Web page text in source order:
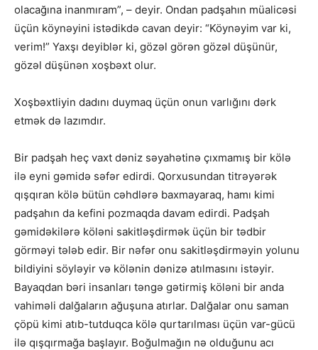
olacağına inanmıram”, – deyir. Ondan padşahın müalicəsi
üçün köynəyini istədikdə cavan deyir: “Köynəyim var ki,
verim!” Yaxşı deyiblər ki, gözəl görən gözəl düşünür,
gözəl düşünən xoşbəxt olur.
Xoşbəxtliyin dadını duymaq üçün onun varlığını dərk
etmək də lazımdır.
Bir padşah heç vaxt dəniz səyahətinə çıxmamış bir kölə
ilə eyni gəmidə səfər edirdi. Qorxusundan titrəyərək
qışqıran kölə bütün cəhdlərə baxmayaraq, hamı kimi
padşahın da kefini pozmaqda davam edirdi. Padşah
gəmidəkilərə köləni sakitləşdirmək üçün bir tədbir
görməyi tələb edir. Bir nəfər onu sakitləşdirməyin yolunu
bildiyini söyləyir və kölənin dənizə atılmasını istəyir.
Bayaqdan bəri insanları təngə gətirmiş köləni bir anda
vahiməli dalğaların ağuşuna atırlar. Dalğalar onu saman
çöpü kimi atıb-tutduqca kölə qurtarılması üçün var-gücü
ilə qışqırmağa başlayır. Boğulmağın nə olduğunu acı